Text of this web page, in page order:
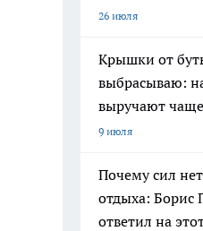
26 июля
Крышки от
выбрасываю:
выручают
9 июля
Почему сил
отдыха: Борис
ответил на